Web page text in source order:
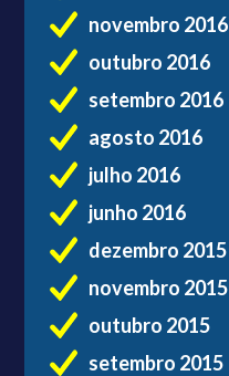
novembro 2016
outubro 2016
setembro 2016
agosto 2016
julho 2016
junho 2016
dezembro 2015
novembro 2015
outubro 2015
setembro 2015